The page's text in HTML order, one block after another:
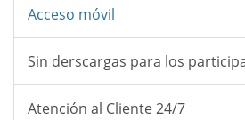
Acceso móvil
Sin derscargas para los
Atención al Cliente 24/7